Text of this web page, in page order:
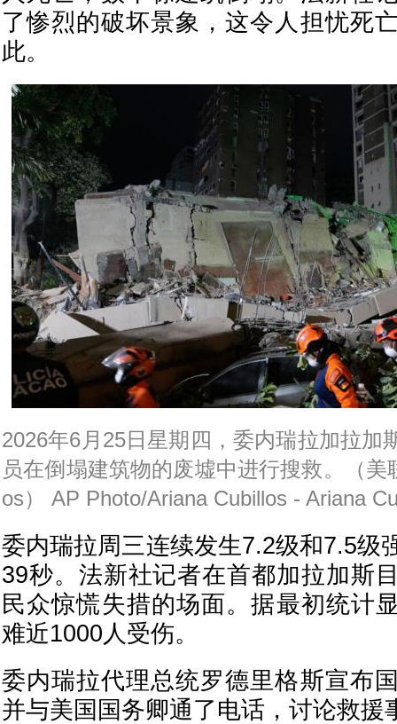
了惨烈的破坏景象，这令人担忧死
此。
2026年6月25日星期四，委内瑞拉加拉加
员在倒塌建筑物的废墟中进行搜救。（美
os） AP Photo/Ariana Cubillos - Ariana
委内瑞拉周三连续发生7.2级和7.5级
39秒。法新社记者在首都加拉加斯
民众惊慌失措的场面。据最初统计
难近1000人受伤。
委内瑞拉代理总统罗德里格斯宣布
并与美国国务卿通了电话，讨论救援